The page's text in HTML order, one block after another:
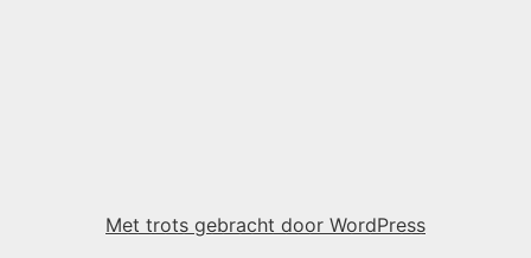
Met trots gebracht door WordPress